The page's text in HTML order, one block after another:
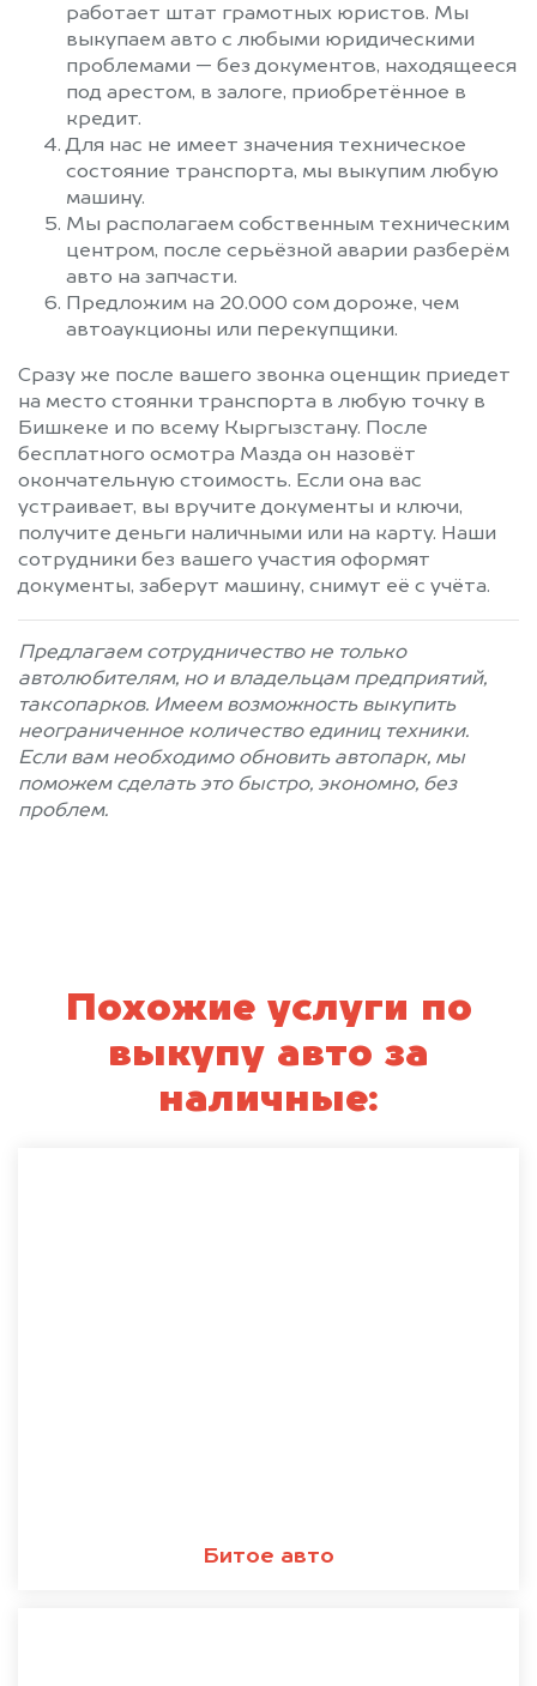
работает штат грамотных юристов. Мы
выкупаем авто с любыми юридическими
проблемами — без документов, находящееся
под арестом, в залоге, приобретённое в
кредит.
Для нас не имеет значения техническое
состояние транспорта, мы выкупим любую
машину.
Мы располагаем собственным техническим
центром, после серьёзной аварии разберём
авто на запчасти.
Предложим на 20.000 сом дороже, чем
автоаукционы или перекупщики.
Сразу же после вашего звонка оценщик приедет
на место стоянки транспорта в любую точку в
Бишкеке и по всему Кыргызстану. После
бесплатного осмотра Мазда он назовёт
окончательную стоимость. Если она вас
устраивает, вы вручите документы и ключи,
получите деньги наличными или на карту. Наши
сотрудники без вашего участия оформят
документы, заберут машину, снимут её с учёта.
Предлагаем сотрудничество не только
автолюбителям, но и владельцам предприятий,
таксопарков. Имеем возможность выкупить
неограниченное количество единиц техники.
Если вам необходимо обновить автопарк, мы
поможем сделать это быстро, экономно, без
проблем.
Похожие услуги по
выкупу авто за
наличные:
Битое авто